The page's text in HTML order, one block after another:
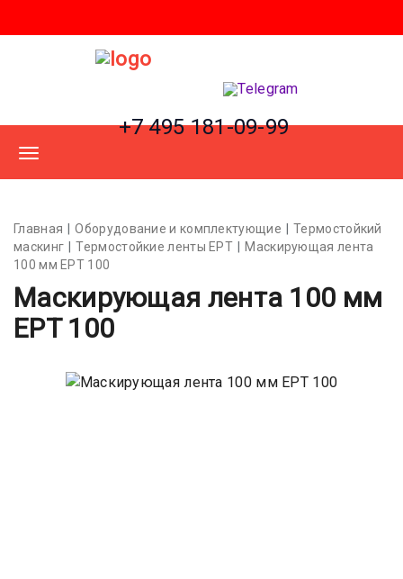
+7 495 181-09-99
Главная Оборудование и комплектующие
Термостойкий
маскинг
Термостойкие ленты EPT
Маскирующая лента
100 мм EPT 100
Маскирующая лента 100 мм
EPT 100